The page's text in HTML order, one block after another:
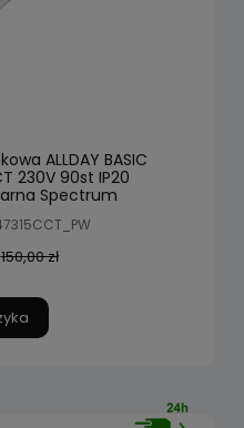
ALLDAY BASIC
230V 90st IP20
Spectrum
150,00 zł